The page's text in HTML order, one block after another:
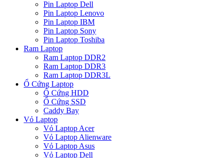
Pin Laptop Dell
Pin Laptop Lenovo
Pin Laptop IBM
Pin Laptop Sony
Pin Laptop Toshiba
Ram Laptop
Ram Laptop DDR2
Ram Laptop DDR3
Ram Laptop DDR3L
Ổ Cứng Laptop
Ổ Cứng HDD
Ổ Cứng SSD
Caddy Bay
Vỏ Laptop
Vỏ Laptop Acer
Vỏ Laptop Alienware
Vỏ Laptop Asus
Vỏ Laptop Dell